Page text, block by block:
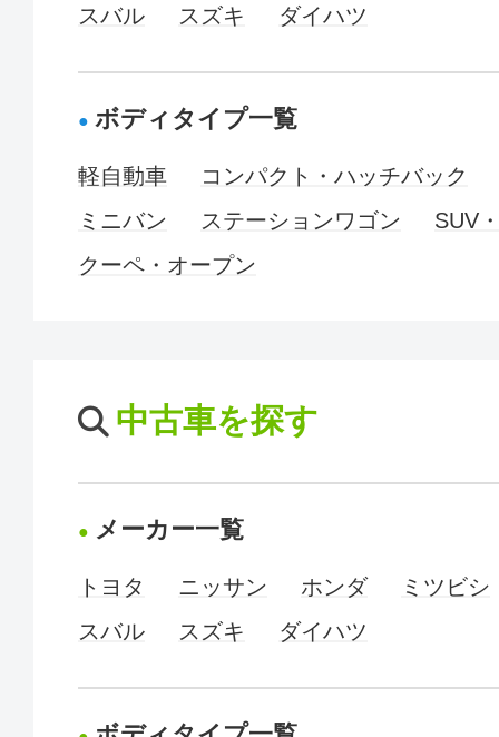
スバル
スズキ ダイハツ
ボディタイプ一覧
軽自動車
コンパクト・ハッチバック
ミニバン
ステーションワゴン
SUV
クーペ・オープン
中古車を探す
メーカー一覧
トヨタ ニッサン ホンダ
ミツビシ
スバル
スズキ ダイハツ